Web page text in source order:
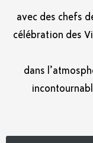
avec des chefs
célébration des
dans